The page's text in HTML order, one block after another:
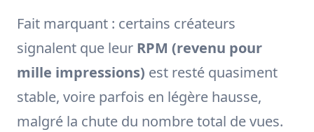
Fait marquant : certains créateurs
signalent que leur RPM (revenu pour
mille impressions) est resté quasiment
stable, voire parfois en légère hausse,
malgré la chute du nombre total de vues.